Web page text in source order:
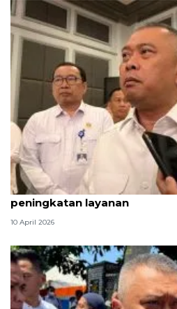
Kepuasan Mudik 2026 naik,
peningkatan layanan
10 April 2026